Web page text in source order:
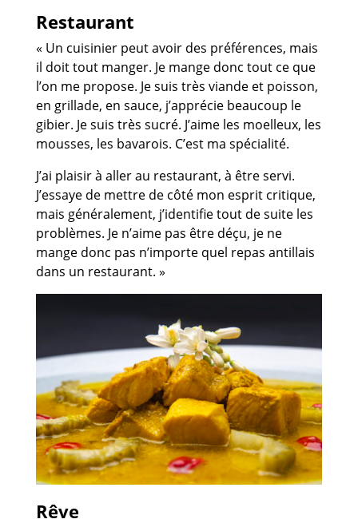
Restaurant
« Un cuisinier peut avoir des préférences, mais
il doit tout manger. Je mange donc tout ce que
l’on me propose. Je suis très viande et poisson,
en grillade, en sauce, j’apprécie beaucoup le
gibier. Je suis très sucré. J’aime les moelleux, les
mousses, les bavarois. C’est ma spécialité.
J’ai plaisir à aller au restaurant, à être servi.
J’essaye de mettre de côté mon esprit critique,
mais généralement, j’identifie tout de suite les
problèmes. Je n’aime pas être déçu, je ne
mange donc pas n’importe quel repas antillais
dans un restaurant. »
Rêve